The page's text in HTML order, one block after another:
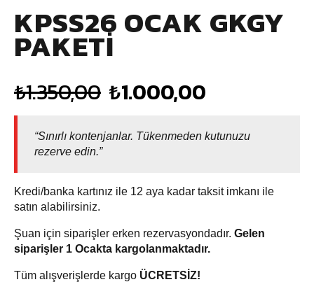
KPSS26 OCAK GKGY
PAKETİ
₺1.350,00 ₺1.000,00
“Sınırlı kontenjanlar. Tükenmeden kutunuzu
rezerve edin.”
Kredi/banka kartınız ile 12 aya kadar taksit imkanı ile
satın alabilirsiniz.
Şuan için siparişler erken rezervasyondadır. Gelen
siparişler 1 Ocakta kargolanmaktadır.
Tüm alışverişlerde kargo ÜCRETSİZ!